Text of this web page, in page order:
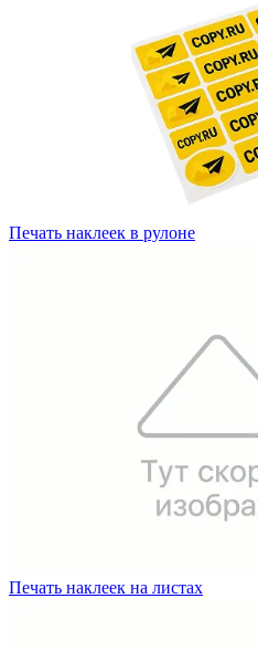
Печать наклеек в рулоне
Печать наклеек на листах